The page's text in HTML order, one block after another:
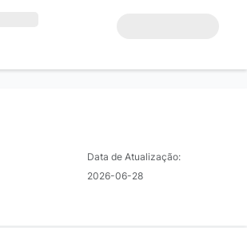
Data de Atualização:
2026-06-28